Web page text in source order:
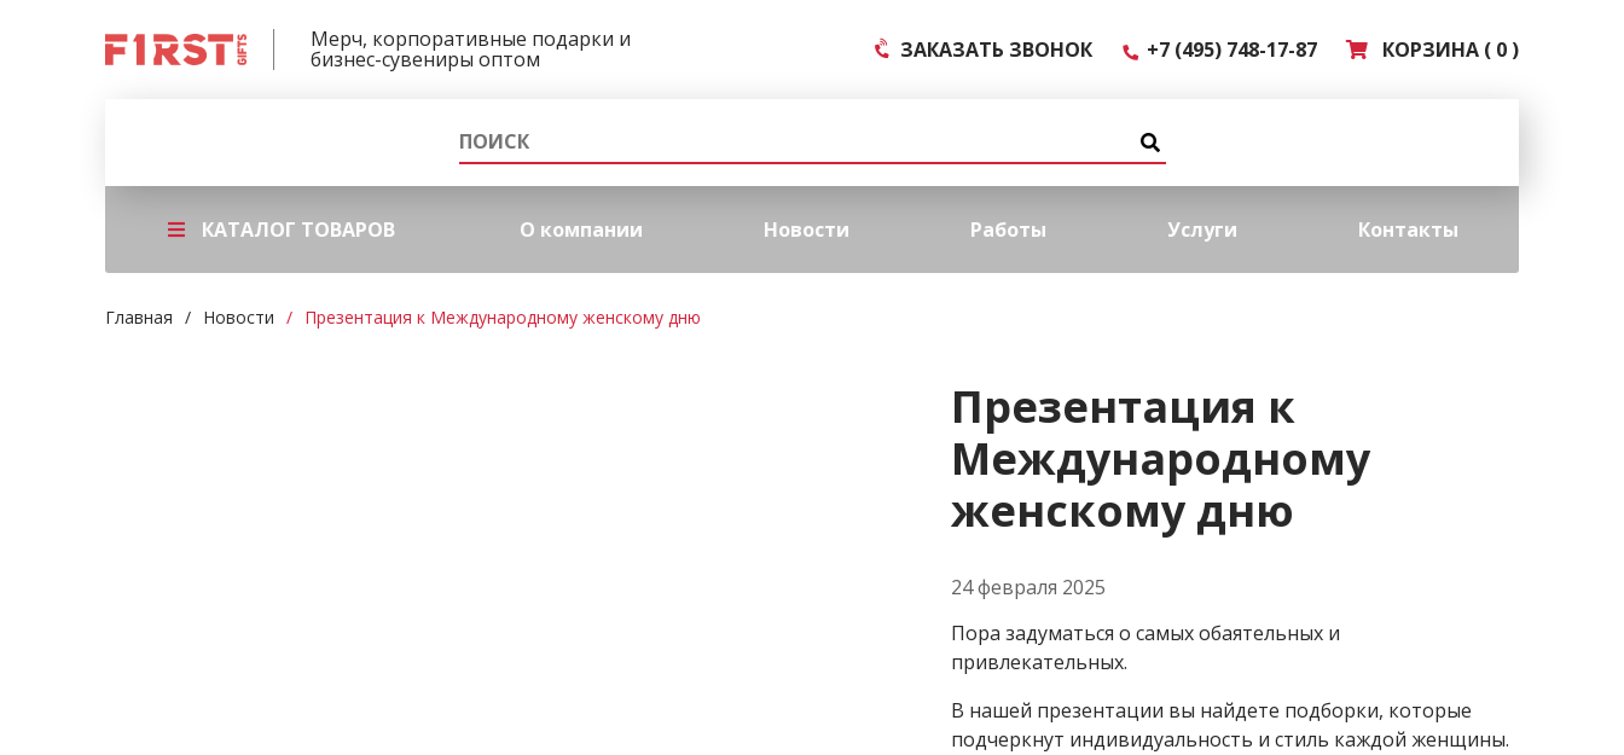
Мерч, корпоративные подарки и
бизнес-сувениры оптом ЗАКАЗАТЬ ЗВОНОК +7 (495) 748-17-87 КОРЗИНА ( 0 )
КАТАЛОГ ТОВАРОВ О компании Новости Работы Услуги Контакты
Главная Новости Презентация к Международному женскому дню
Презентация к
Международному
женскому дню
24 февраля 2025
Пора задуматься о самых обаятельных и
привлекательных.
В нашей презентации вы найдете подборки, которые
подчеркнут индивидуальность и стиль каждой женщины.